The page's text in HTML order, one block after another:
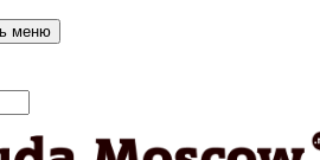
меню